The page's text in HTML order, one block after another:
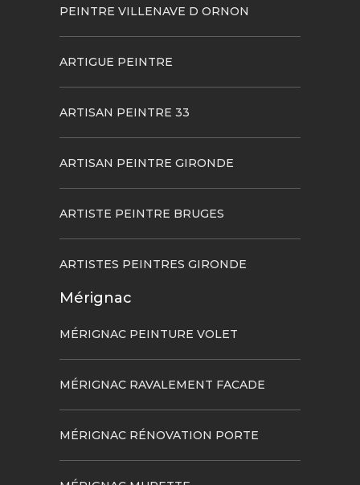
PEINTRE VILLENAVE D ORNON
ARTIGUE PEINTRE
ARTISAN PEINTRE 33
ARTISAN PEINTRE GIRONDE
ARTISTE PEINTRE BRUGES
ARTISTES PEINTRES GIRONDE
Mérignac
MÉRIGNAC PEINTURE VOLET
MÉRIGNAC RAVALEMENT FACADE
MÉRIGNAC RÉNOVATION PORTE